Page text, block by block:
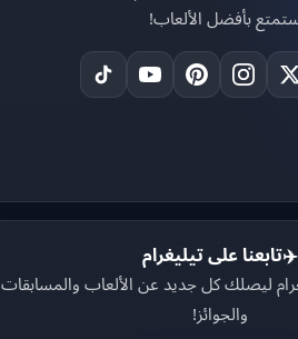
بأفضل الألعاب!
✈️تابعنا على تيليغرام
ليصلك كل جديد عن الألعاب والمسابقات
والجوائز!